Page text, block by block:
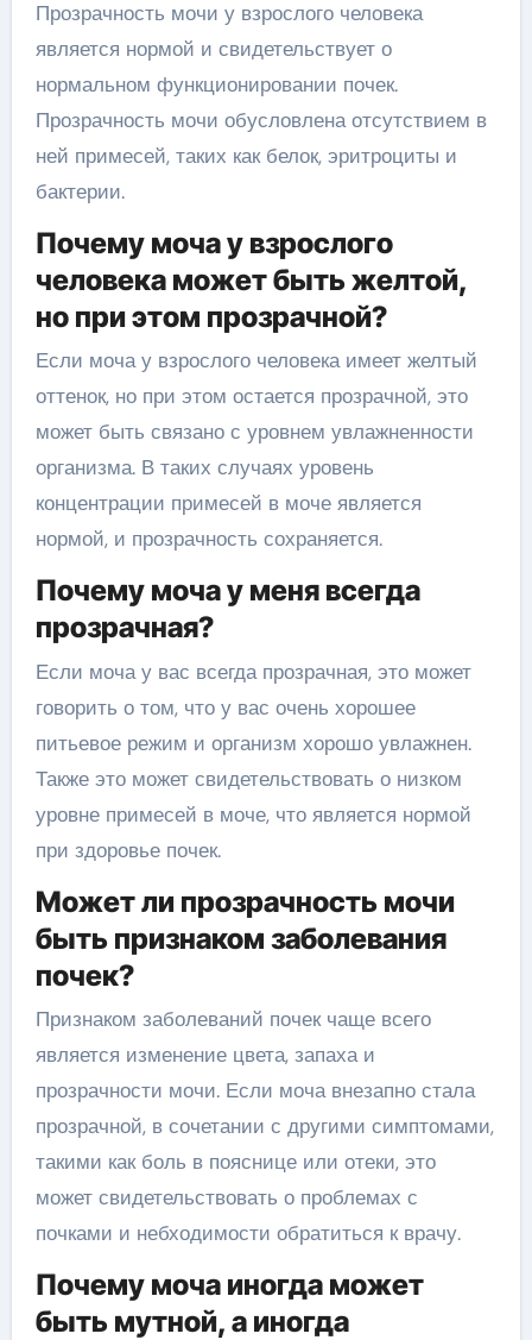
Прозрачность мочи у взрослого человека
является нормой и свидетельствует о
нормальном функционировании почек.
Прозрачность мочи обусловлена отсутствием в
ней примесей, таких как белок, эритроциты и
бактерии.
Почему моча у взрослого
человека может быть желтой,
но при этом прозрачной?
Если моча у взрослого человека имеет желтый
оттенок, но при этом остается прозрачной, это
может быть связано с уровнем увлажненности
организма. В таких случаях уровень
концентрации примесей в моче является
нормой, и прозрачность сохраняется.
Почему моча у меня всегда
прозрачная?
Если моча у вас всегда прозрачная, это может
говорить о том, что у вас очень хорошее
питьевое режим и организм хорошо увлажнен.
Также это может свидетельствовать о низком
уровне примесей в моче, что является нормой
при здоровье почек.
Может ли прозрачность мочи
быть признаком заболевания
почек?
Признаком заболеваний почек чаще всего
является изменение цвета, запаха и
прозрачности мочи. Если моча внезапно стала
прозрачной, в сочетании с другими симптомами,
такими как боль в пояснице или отеки, это
может свидетельствовать о проблемах с
почками и небходимости обратиться к врачу.
Почему моча иногда может
быть мутной, а иногда